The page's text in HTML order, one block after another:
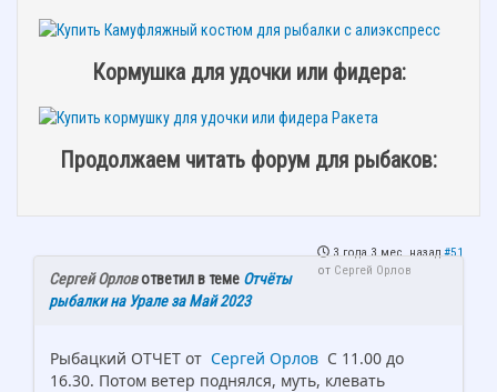
Кормушка для удочки или фидера:
Продолжаем читать форум для рыбаков:
3 года 3 мес. назад #51
от Сергей Орлов
Сергей Орловответил в теме Отчёты
рыбалки на Урале за Май 2023
Рыбацкий ОТЧЕТ от Сергей Орлов С 11.00 до
16.30. Потом ветер поднялся, муть, клевать